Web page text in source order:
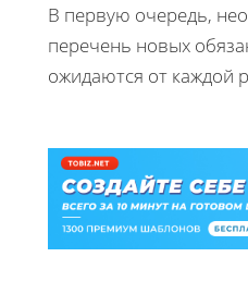
В первую очередь,
перечень новых
ожидаются от каждой